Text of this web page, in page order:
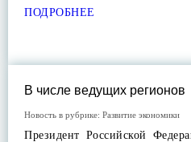
ПОДРОБНЕЕ
В числе ведущих регионов
Новость в рубрике: Развитие экономики
Президент Российской